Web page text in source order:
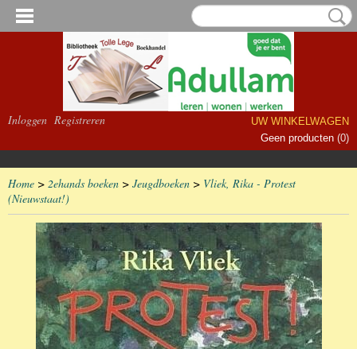
Inloggen Registreren
UW WINKELWAGEN
Geen producten (0)
Home > 2ehands boeken > Jeugdboeken > Vliek, Rika - Protest
(Nieuwstaat!)